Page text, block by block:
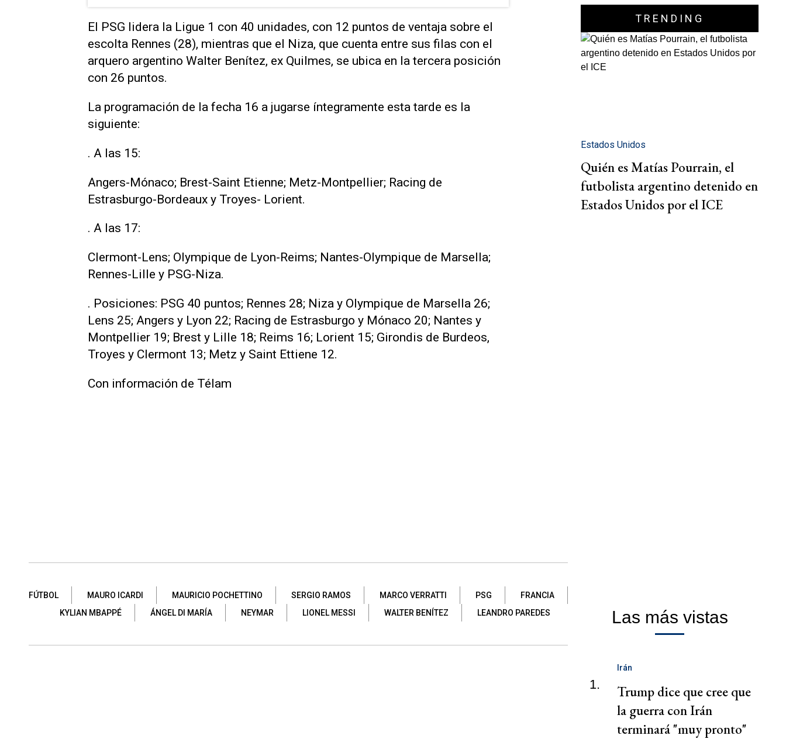
El PSG lidera la Ligue 1 con 40 unidades, con 12 puntos de ventaja sobre el
escolta Rennes (28), mientras que el Niza, que cuenta entre sus filas con el
arquero argentino Walter Benítez, ex Quilmes, se ubica en la tercera posición
con 26 puntos.
La programación de la fecha 16 a jugarse íntegramente esta tarde es la
siguiente:
. A las 15:
Angers-Mónaco; Brest-Saint Etienne; Metz-Montpellier; Racing de
Estrasburgo-Bordeaux y Troyes- Lorient.
. A las 17:
Clermont-Lens; Olympique de Lyon-Reims; Nantes-Olympique de Marsella;
Rennes-Lille y PSG-Niza.
. Posiciones: PSG 40 puntos; Rennes 28; Niza y Olympique de Marsella 26;
Lens 25; Angers y Lyon 22; Racing de Estrasburgo y Mónaco 20; Nantes y
Montpellier 19; Brest y Lille 18; Reims 16; Lorient 15; Girondis de Burdeos,
Troyes y Clermont 13; Metz y Saint Ettiene 12.
Con información de Télam
FÚTBOL MAURO ICARDI MAURICIO POCHETTINO SERGIO RAMOS MARCO VERRATTI PSG
FRANCIA
KYLIAN MBAPPÉ
ÁNGEL DI MARÍA NEYMAR LIONEL MESSI WALTER BENÍTEZ LEANDRO PAREDES
TRENDING
Estados Unidos
Quién es Matías Pourrain, el
futbolista argentino detenido en
Estados Unidos por el ICE
Las más vistas
1.
Irán
Trump dice que cree que
la guerra con Irán
terminará "muy pronto"